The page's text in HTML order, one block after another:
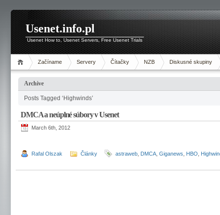
Usenet.info.pl
Usenet How to, Usenet Servers, Free Usenet Trials
Začíname Servery Čítačky NZB Diskusné skupiny
Archive
Posts Tagged ‘Highwinds’
DMCA a neúplné súbory v Usenet
March 6th, 2012
Rafal Olszak Články astraweb DMCA Giganews HBO